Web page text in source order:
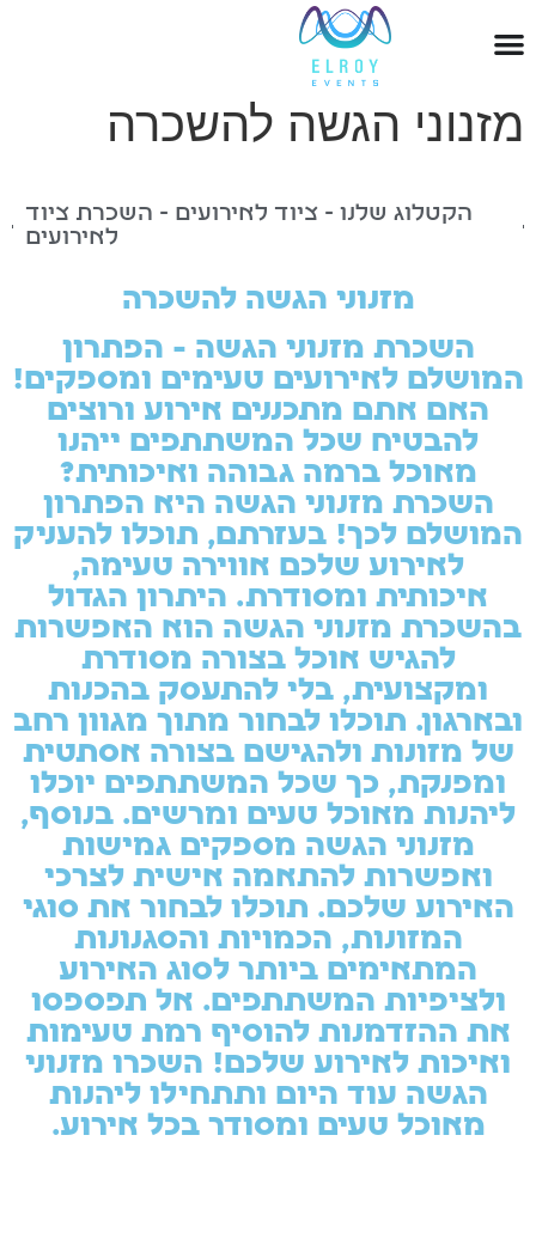
מזנוני הגשה להשכרה
הקטלוג שלנו - ציוד לאירועים - השכרת ציוד
לאירועים
מזנוני הגשה להשכרה
השכרת מזנוני הגשה - הפתרון
המושלם לאירועים טעימים ומספקים!
האם אתם מתכננים אירוע ורוצים
להבטיח שכל המשתתפים ייהנו
מאוכל ברמה גבוהה ואיכותית?
השכרת מזנוני הגשה היא הפתרון
המושלם לכך! בעזרתם, תוכלו להעניק
לאירוע שלכם אווירה טעימה,
איכותית ומסודרת. היתרון הגדול
בהשכרת מזנוני הגשה הוא האפשרות
להגיש אוכל בצורה מסודרת
ומקצועית, בלי להתעסק בהכנות
ובארגון. תוכלו לבחור מתוך מגוון רחב
של מזונות ולהגישם בצורה אסתטית
ומפנקת, כך שכל המשתתפים יוכלו
ליהנות מאוכל טעים ומרשים. בנוסף,
מזנוני הגשה מספקים גמישות
ואפשרות להתאמה אישית לצרכי
האירוע שלכם. תוכלו לבחור את סוגי
המזונות, הכמויות והסגנונות
המתאימים ביותר לסוג האירוע
ולציפיות המשתתפים. אל תפספסו
את ההזדמנות להוסיף רמת טעימות
ואיכות לאירוע שלכם! השכרו מזנוני
הגשה עוד היום ותתחילו ליהנות
מאוכל טעים ומסודר בכל אירוע.